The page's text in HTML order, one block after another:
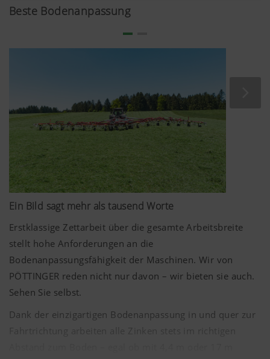
Beste Bodenanpassung
Ein Bild sagt mehr als tausend Worte
Erstklassige Zettarbeit über die gesamte Arbeitsbreite
stellt hohe Anforderungen an die
Bodenanpassungsfähigkeit der Maschinen. Wir von
PÖTTINGER reden nicht nur davon – wir bieten sie auch.
Sehen Sie selbst.
Dank der einzigartigen Bodenanpassung in und quer zur